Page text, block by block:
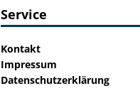
Service
Kontakt
Impressum
Datenschutzerklärung